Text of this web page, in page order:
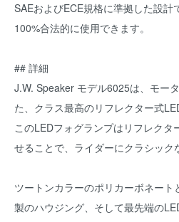
SAEおよびECE規格に準拠した設
100%合法的に使用できます。
## 詳細
J.W. Speaker モデル6025は、モー
た、クラス最高のリフレクター式
このLEDフォグランプはリフレクタ
せることで、ライダーにクラシック
ツートンカラーのポリカーボネー
製のハウジング、そして最先端の